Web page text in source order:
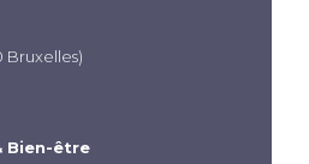
Bruxelles)
Bien-être